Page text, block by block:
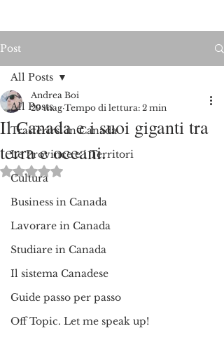
Post
All Posts
Trasferirsi in Canada
Le Province e i Territori
Cultura
Business in Canada
Lavorare in Canada
Studiare in Canada
Il sistema Canadese
Guide passo per passo
Off Topic. Let me speak up!
All Posts
Il Canada e i suoi giganti tra
terra e oceani.
Andrea Boi
29 mag Tempo di lettura: 2 min
Valutazione NaN stelle su 5.